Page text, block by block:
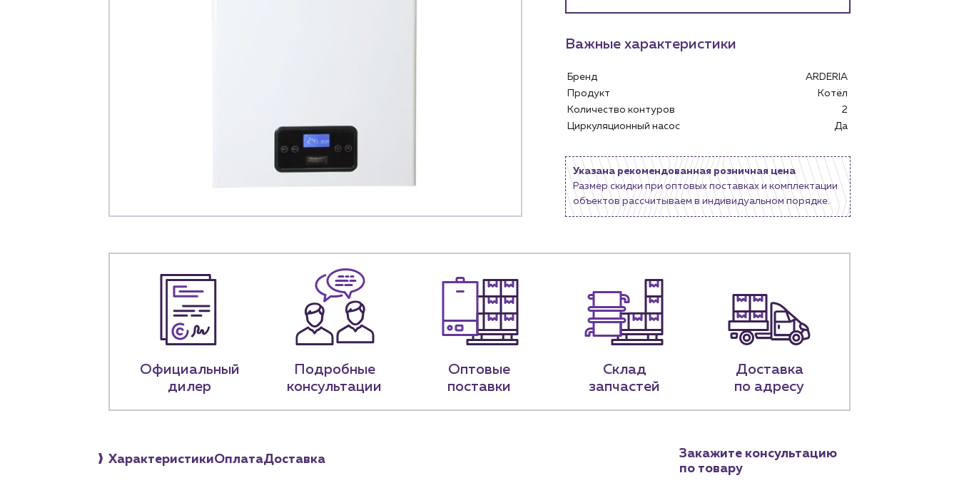
Клиентам
Снабженцам и подрядным организациям
О компании
История компании
Портфолио
Личный кабинет
Контакты
Контактные данные
Наши партнёры
Пн – пт: 9:00 – 18:00 г. Краснодар, ул. Российская, 63
Важные характеристики
Бренд
ARDERIA
Продукт
Котёл
Количество контуров
2
Циркуляционный насос
Да
Указана рекомендованная розничная цена
Размер скидки при оптовых поставках и комплектации
объектов рассчитываем в индивидуальном порядке.
Официальный
дилер
Подробные
консультации
Оптовые
поставки
Склад
запчастей
Доставка
по адресу
ХарактеристикиОплатаДоставка
Закажите консультацию
по товару